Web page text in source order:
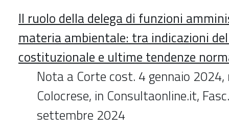
Il ruolo della delega di funzioni
materia ambientale: tra indicazioni
costituzionale e ultime tendenze
Nota a Corte cost. 4 gennaio 2024,
Colocrese, in Consultaonline.it,
settembre 2024